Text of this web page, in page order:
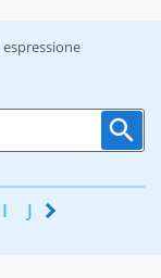
I J K